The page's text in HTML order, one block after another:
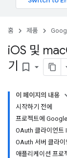
홈 제품
iOS 및 mac
기
bookmark_border
이 페이지의 내용
시작하기 전에
프로젝트에
OAuth 클라이언트
OAuth 서버 클라이
애플리케이션 프로